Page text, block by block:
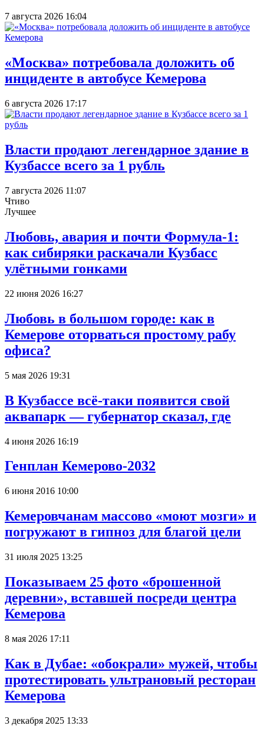
7 августа 2026 16:04
«Москва» потребовала доложить об
инциденте в автобусе Кемерова
6 августа 2026 17:17
Власти продают легендарное здание в
Кузбассе всего за 1 рубль
7 августа 2026 11:07
Чтиво
Лучшее
Любовь, авария и почти Формула-1:
как сибиряки раскачали Кузбасс
улётными гонками
22 июня 2026 16:27
Любовь в большом городе: как в
Кемерове оторваться простому рабу
офиса?
5 мая 2026 19:31
В Кузбассе всё-таки появится свой
аквапарк — губернатор сказал, где
4 июня 2026 16:19
Генплан Кемерово-2032
6 июня 2016 10:00
Кемеровчанам массово «моют мозги» и
погружают в гипноз для благой цели
31 июля 2025 13:25
Показываем 25 фото «брошенной
деревни», вставшей посреди центра
Кемерова
8 мая 2026 17:11
Как в Дубае: «обокрали» мужей, чтобы
протестировать ультрановый ресторан
Кемерова
3 декабря 2025 13:33